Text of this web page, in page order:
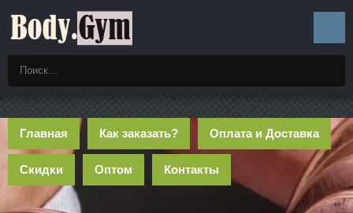
Главная Как заказать? Оплата и Доставка
Скидки Оптом Контакты